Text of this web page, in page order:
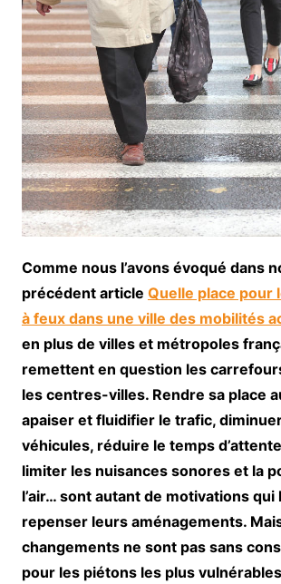
Comme nous l’avons évoqué dans
précédent article Quelle place pour
à feux dans une ville des mobilités
en plus de villes et métropoles
remettent en question les
les centres-villes. Rendre sa place
apaiser et fluidifier le trafic,
véhicules, réduire le temps
limiter les nuisances sonores et la
l’air… sont autant de motivations qui
repenser leurs aménagements.
changements ne sont pas sans
pour les piétons les plus